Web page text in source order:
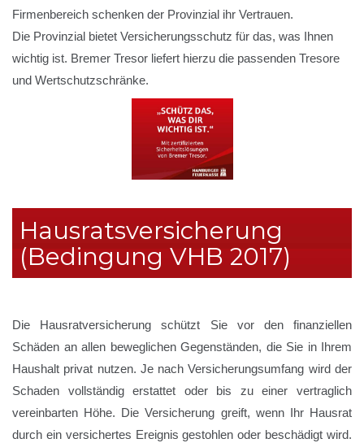
Firmenbereich schenken der Provinzial ihr Vertrauen.
Die Provinzial bietet Versicherungsschutz für das, was Ihnen
wichtig ist. Bremer Tresor liefert hierzu die passenden Tresore
und Wertschutzschränke.
Hausratsversicherung
(Bedingung VHB 2017)
Die Hausratversicherung schützt Sie vor den finanziellen
Schäden an allen beweglichen Gegenständen, die Sie in Ihrem
Haushalt privat nutzen. Je nach Versicherungsumfang wird der
Schaden vollständig erstattet oder bis zu einer vertraglich
vereinbarten Höhe. Die Versicherung greift, wenn Ihr Hausrat
durch ein versichertes Ereignis gestohlen oder beschädigt wird.